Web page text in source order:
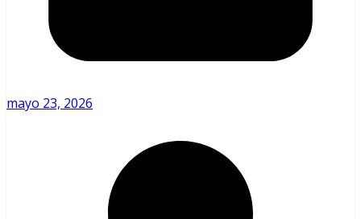
mayo 23, 2026